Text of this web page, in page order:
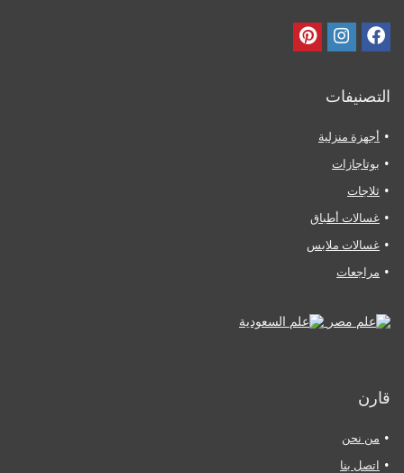
التصنيفات
أجهزة منزلية
بوتاجازات
ثلاجات
غسالات أطباق
غسالات ملابس
مراجعات
قارن
من نحن
اتصل بنا